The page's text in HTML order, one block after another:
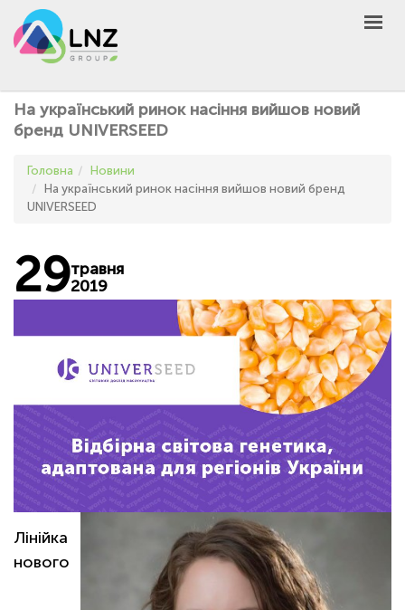
GROUP
AGRO
MARKET
DEFENDA
НОВИНИ
ІНШЕ
EN PL
На український ринок насіння вийшов новий
бренд UNIVERSEED
Головна
Новини
На український ринок насіння вийшов новий бренд
UNIVERSEED
29травня
2019
Лінійка
нового